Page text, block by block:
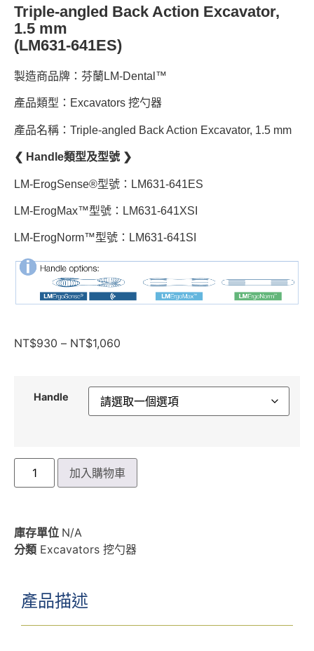
Triple-angled Back Action Excavator,
1.5 mm
(LM631-641ES)
製造商品牌：芬蘭LM-Dental™
產品類型：Excavators 挖勺器
產品名稱：Triple-angled Back Action Excavator, 1.5 mm
❮ Handle類型及型號 ❯
LM-ErogSense®型號：LM631-641ES
LM-ErogMax™型號：LM631-641XSI
LM-ErogNorm™型號：LM631-641SI
NT$930 – NT$1,060
Handle
加入購物車
庫存單位 N/A
分類 Excavators 挖勺器
產品描述